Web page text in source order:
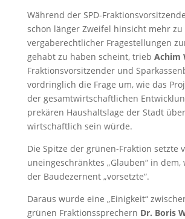
Während der SPD-Fraktionsvorsitzende
schon länger Zweifel hinsicht mehr zu
vergaberechtlicher Fragestellungen
gehabt zu haben scheint, trieb Achim
Fraktionsvorsitzender und
vordringlich die Frage um, wie das
der gesamtwirtschaftlichen
prekären Haushaltslage der Stadt
wirtschaftlich sein würde.
Die Spitze der grünen-Fraktion setzte
uneingeschränktes „Glauben“ in
der Baudezernent „vorsetzte“.
Daraus wurde eine „Einigkeit“
grünen Fraktionssprechern Dr. Boris